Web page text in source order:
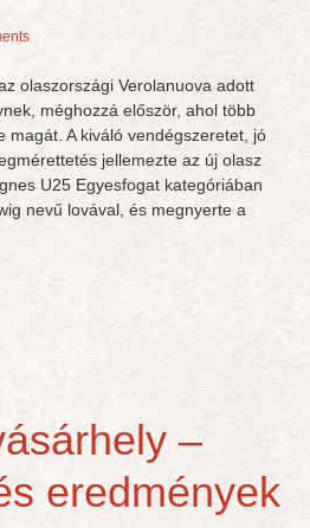
olaszországi Verolanuova adott
méghozzá először, ahol több
magát. A kiváló vendégszeretet, jó
jellemezte az új olasz
U25 Egyesfogat kategóriában
nevű lovával, és megnyerte a
–
eredmények